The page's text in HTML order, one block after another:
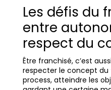
Les défis du
entre
respect du
Être franchisé, c’est
respecter le concept du
process, atteindre les